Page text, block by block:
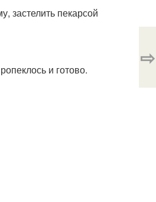
застелить пекарсой
и готово.
⇨